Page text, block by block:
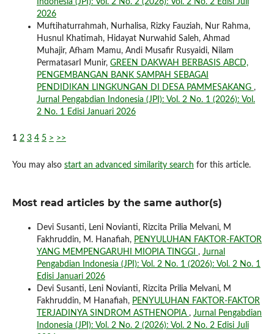
Indonesia (JPI): Vol. 2 No. 2 (2026): Vol. 2 No. 2 Edisi Juli
2026
Muftihaturrahmah, Nurhalisa, Rizky Fauziah, Nur Rahma,
Husnul Khatimah, Hidayat Nurwahid Saleh, Ahmad
Muhajir, Afham Mamu, Andi Musafir Rusyaidi, Nilam
PermatasarI Munir, GREEN DAKWAH BERBASIS ABCD,
PENGEMBANGAN BANK SAMPAH SEBAGAI
PENDIDIKAN LINGKUNGAN DI DESA PAMMESAKANG ,
Jurnal Pengabdian Indonesia (JPI): Vol. 2 No. 1 (2026): Vol.
2 No. 1 Edisi Januari 2026
1 2 3 4 5 > >>
You may also start an advanced similarity search for this article.
Most read articles by the same author(s)
Devi Susanti, Leni Novianti, Rizcita Prilia Melvani, M
Fakhruddin, M. Hanafiah, PENYULUHAN FAKTOR-FAKTOR
YANG MEMPENGARUHI MIOPIA TINGGI , Jurnal
Pengabdian Indonesia (JPI): Vol. 2 No. 1 (2026): Vol. 2 No. 1
Edisi Januari 2026
Devi Susanti, Leni Novianti, Rizcita Prilia Melvani, M
Fakhruddin, M Hanafiah, PENYULUHAN FAKTOR-FAKTOR
TERJADINYA SINDROM ASTHENOPIA , Jurnal Pengabdian
Indonesia (JPI): Vol. 2 No. 2 (2026): Vol. 2 No. 2 Edisi Juli